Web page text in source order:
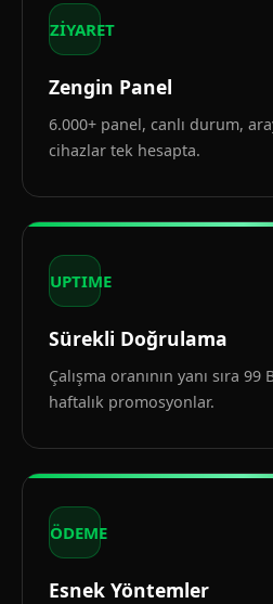
ZİYARET
Zengin Panel
6.000+ panel, canlı durum,
cihazlar tek hesapta.
UPTIME
Sürekli Doğrulama
Çalışma oranının yanı sıra 99
haftalık promosyonlar.
ÖDEME
Esnek Yöntemler